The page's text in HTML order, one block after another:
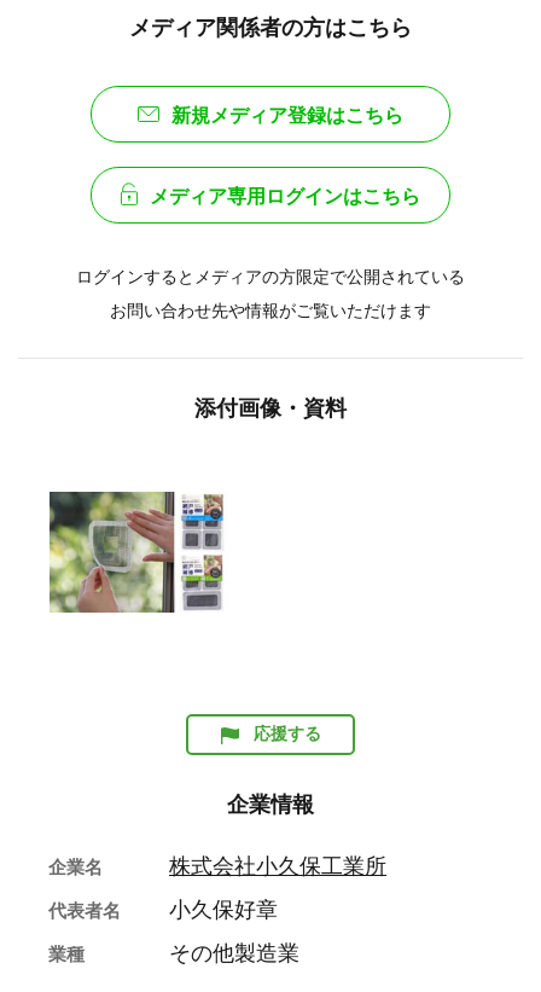
メディア関係者の方はこちら
新規メディア登録はこちら
メディア専用ログインはこちら
ログインするとメディアの方限定で公開されている
お問い合わせ先や情報がご覧いただけます
添付画像・資料
応援する
企業情報
企業名 株式会社小久保工業所
代表者名 小久保好章
業種 その他製造業